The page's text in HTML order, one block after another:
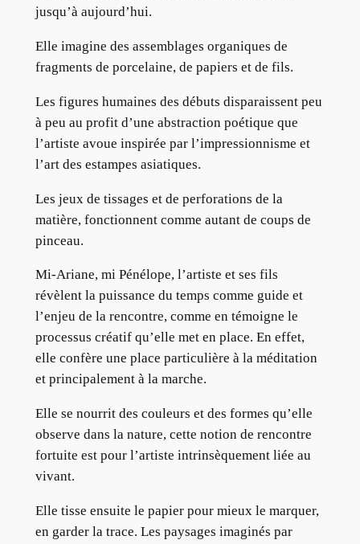
jusqu’à aujourd’hui.
Elle imagine des assemblages organiques de
fragments de porcelaine, de papiers et de fils.
Les figures humaines des débuts disparaissent peu
à peu au profit d’une abstraction poétique que
l’artiste avoue inspirée par l’impressionnisme et
l’art des estampes asiatiques.
Les jeux de tissages et de perforations de la
matière, fonctionnent comme autant de coups de
pinceau.
Mi-Ariane, mi Pénélope, l’artiste et ses fils
révèlent la puissance du temps comme guide et
l’enjeu de la rencontre, comme en témoigne le
processus créatif qu’elle met en place. En effet,
elle confère une place particulière à la méditation
et principalement à la marche.
Elle se nourrit des couleurs et des formes qu’elle
observe dans la nature, cette notion de rencontre
fortuite est pour l’artiste intrinsèquement liée au
vivant.
Elle tisse ensuite le papier pour mieux le marquer,
en garder la trace. Les paysages imaginés par